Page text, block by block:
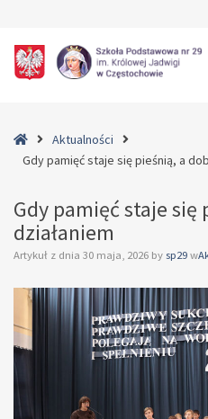
pamięć
staje
dobro
HomeAktualności
Gdy pamięć staje się pieśnią, a
Gdy pamięć staje się
działaniem
Artykuł z dnia 30 maja, 2026 by sp29 w